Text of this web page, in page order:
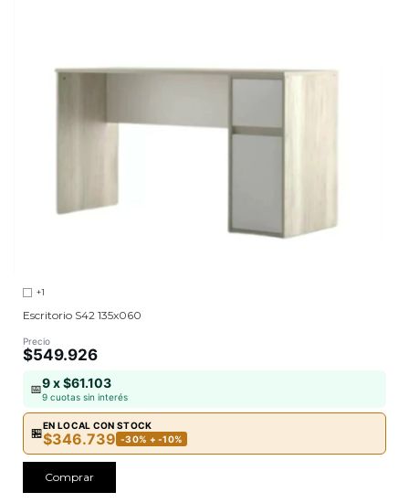
+1
Escritorio S42 135x060
Precio
$549.926
📅9 x $61.103
9 cuotas sin interés
🏪
EN LOCAL CON STOCK
$346.739 -30% + -10%
Comprar